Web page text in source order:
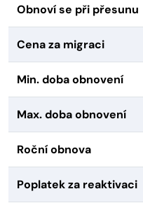
Obnoví se při přesunu
Cena za migraci
Min. doba obnovení
Max. doba obnovení
Roční obnova
Poplatek za reaktivaci